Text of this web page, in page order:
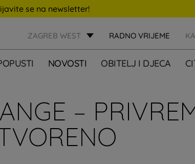
se na newsletter!
ZAGREB WEST RADNO VRIJEME
NOVOSTI OBITELJ I DJECA
–